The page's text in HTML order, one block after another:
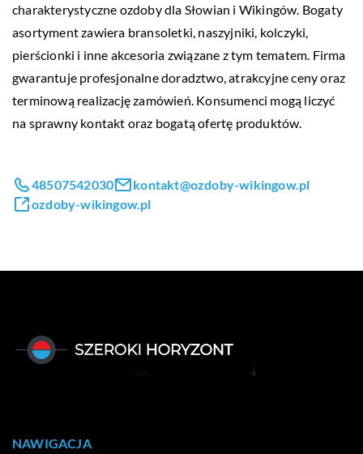
charakterystyczne ozdoby dla Słowian i Wikingów. Bogaty
asortyment zawiera bransoletki, naszyjniki, kolczyki,
pierścionki i inne akcesoria związane z tym tematem. Firma
gwarantuje profesjonalne doradztwo, atrakcyjne ceny oraz
terminową realizację zamówień. Konsumenci mogą liczyć
na sprawny kontakt oraz bogatą ofertę produktów.
48507542030
kontakt@ozdoby-wikingow.pl
ozdoby-wikingow.pl
NAWIGACJA